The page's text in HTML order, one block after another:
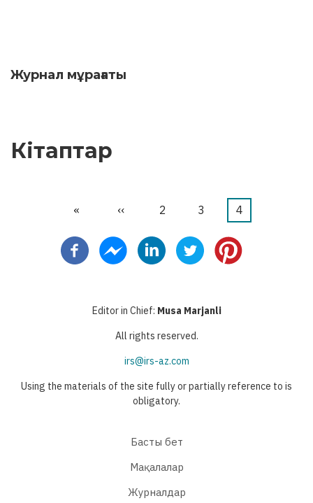
Журнал мұрағаты
Кітаптар
First
«
Previous
‹‹ Бет
2 Бет
3
Current
4
Editor in Chief: Musa Marjanli
All rights reserved.
irs@irs-az.com
Using the materials of the site fully or partially reference to is
obligatory.
Басты бет
Мақалалар
Журналдар